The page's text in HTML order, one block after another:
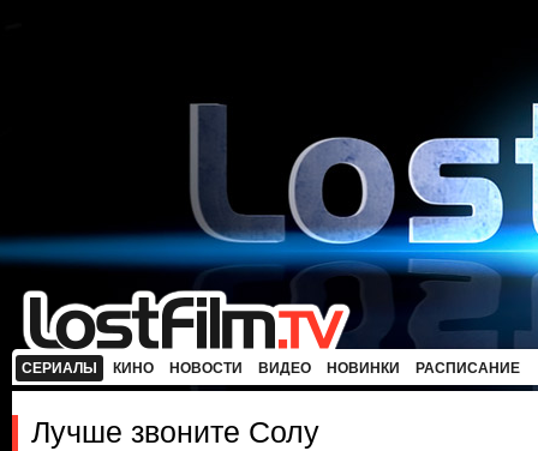
СЕРИАЛЫ КИНО НОВОСТИ ВИДЕО НОВИНКИ РАСПИСАНИЕ
Лучше звоните Солу